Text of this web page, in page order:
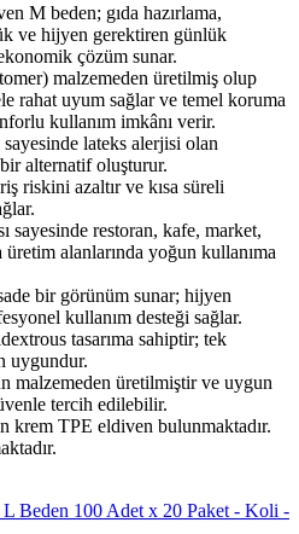
M beden; gıda hazırlama,
ve hijyen gerektiren günlük
çözüm sunar.
malzemeden üretilmiş olup
rahat uyum sağlar ve temel koruma
kullanım imkânı verir.
sayesinde lateks alerjisi olan
alternatif oluşturur.
riskini azaltır ve kısa süreli
sayesinde restoran, kafe, market,
alanlarında yoğun kullanıma
bir görünüm sunar; hijyen
kullanım desteği sağlar.
tasarıma sahiptir; tek
uygundur.
malzemeden üretilmiştir ve uygun
tercih edilebilir.
krem TPE eldiven bulunmaktadır.